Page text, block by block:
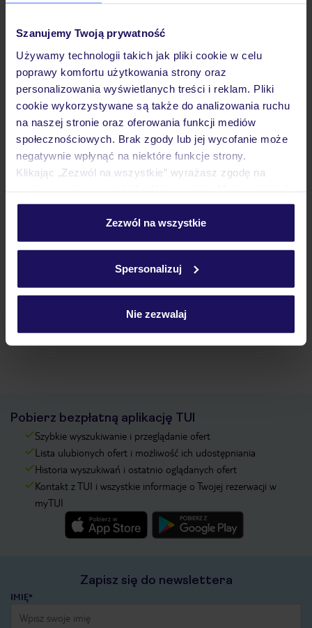
Szanujemy Twoją prywatność
Używamy technologii takich jak pliki cookie w celu
poprawy komfortu użytkowania strony oraz
personalizowania wyświetlanych treści i reklam. Pliki
cookie wykorzystywane są także do analizowania ruchu
na naszej stronie oraz oferowania funkcji mediów
społecznościowych. Brak zgody lub jej wycofanie może
negatywnie wpłynąć na niektóre funkcje strony.
Klikając „Zezwól na wszystkie” wyrażasz zgodę na
personalizować swój wybór wchodząc w zakładkę
Szczegółowe informacje o plikach cookie znajdziesz
Zezwól na wszystkie
Spersonalizuj
Nie zezwalaj
Wyżywienie
Atrakcje
Ważne informacje
Czy w Hotelu będzie przedstawiciel TUI?
Na jakiej podstawie i gdzie otrzymam karty
Zobacz więcej
Pobierz bezpłatną aplikację TUI
Szybkie wyszukiwanie i przeglądanie ofert
Lista ulubionych ofert i możliwość ich udostępniania
Historia wyszukiwań i ostatnio oglądanych ofert
Kontakt z TUI i wszystkie informacje o Twojej rezerwacji w
myTUI
Zapisz się do newslettera
IMIĘ*